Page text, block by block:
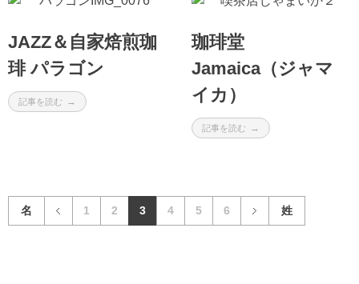
JAZZ＆自家焙煎珈
琲 パラゴン
記事を読む
珈琲堂
Jamaica（ジャマ
イカ）
記事を読む
名 1 2 3 4 5 6 姓